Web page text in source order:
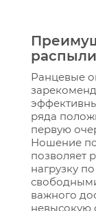
Ранцевые
ряда
первую
Ношение
позволяет
нагрузку
важного
невысокую